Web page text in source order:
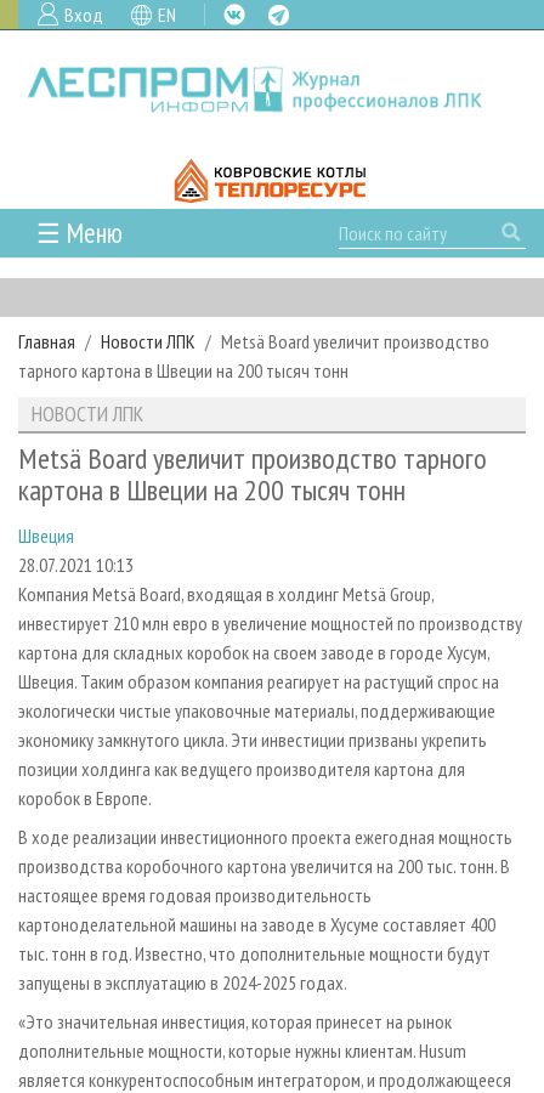
Вход EN
☰ Меню
ГЛАВНАЯ
РУБРИКИ И ТЕМЫ
РУБРИКИ ЖУРНАЛА
ЛЕСОЗАГОТОВКА
ЛЕСОПИЛЕНИЕ
СУШКА ДРЕВЕСИНЫ
ПРОИЗВОДСТВО ДРЕВЕСНЫХ ПЛИТ
ДЕРЕВЯННОЕ ДОМОСТРОЕНИЕ
ПРОИЗВОДСТВО МЕБЕЛИ
БИОЭНЕРГЕТИКА
ЦБП
ИНСТРУМЕНТ И МАТЕРИАЛЫ
НОВОСТИ
НОВОСТИ ЛПК
НОВОСТИ ЖУРНАЛА
ПРОЕКТЫ ЛПИ
АНАЛИТИКА
ПРЕДПРИЯТИЯ ЛПК
ПЕРСОНЫ
МОБИЛЬНЫЕ ВЫСТАВКИ
ОФИЦИАЛЬНЫЕ ДЕЛЕГАЦИИ
ПРИОРИТЕТНЫЕ ИНВЕСТПРОЕКТЫ
RUSSIAN FORESTRY REVIEW
ГАЗЕТА ЛЕСПРОМФОРУМ
БИБЛИОТЕКА СПЕЦИАЛИСТА
АРХИВ
АРХИВ ЖУРНАЛОВ
О ЖУРНАЛЕ
КОНТАКТЫ
РЕКЛАМОДАТЕЛЯМ
РЕКЛАМА
РЕКЛАМА НА САЙТЕ
Главная Новости ЛПК
Metsä Board увеличит производство
тарного картона в Швеции на 200 тысяч тонн
НОВОСТИ ЛПК
Metsä Board увеличит производство тарного
картона в Швеции на 200 тысяч тонн
Швеция
28.07.2021 10:13
Компания Metsä Board, входящая в холдинг Metsä Group,
инвестирует 210 млн евро в увеличение мощностей по производству
картона для складных коробок на своем заводе в городе Хусум,
Швеция. Таким образом компания реагирует на растущий спрос на
экологически чистые упаковочные материалы, поддерживающие
экономику замкнутого цикла. Эти инвестиции призваны укрепить
позиции холдинга как ведущего производителя картона для
коробок в Европе.
В ходе реализации инвестиционного проекта ежегодная мощность
производства коробочного картона увеличится на 200 тыс. тонн. В
настоящее время годовая производительность
картоноделательной машины на заводе в Хусуме составляет 400
тыс. тонн в год. Известно, что дополнительные мощности будут
запущены в эксплуатацию в 2024-2025 годах.
«Это значительная инвестиция, которая принесет на рынок
дополнительные мощности, которые нужны клиентам. Husum
является конкурентоспособным интегратором, и продолжающееся